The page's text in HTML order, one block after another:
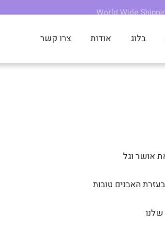
לכל הארץ!
World Wide
לכל הארץ!
World Wide
לכל הארץ!
World Wide
בלוג אודות צרו קשר
אושר וגל
האבנים טובות